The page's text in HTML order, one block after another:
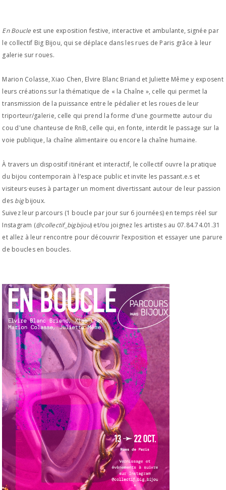
En Boucle est une exposition festive, interactive et ambulante, signée par
le collectif Big Bijou, qui se déplace dans les rues de Paris grâce à leur
galerie sur roues.
Marion Colasse, Xiao Chen, Elvire Blanc Briand et Juliette Même y exposent
leurs créations sur la thématique de « la Chaîne », celle qui permet la
transmission de la puissance entre le pédalier et les roues de leur
triporteur/galerie, celle qui prend la forme d'une gourmette autour du
cou d'une chanteuse de RnB, celle qui, en fonte, interdit le passage sur la
voie publique, la chaîne alimentaire ou encore la chaîne humaine.
À travers un dispositif itinérant et interactif, le collectif ouvre la pratique
du bijou contemporain à l’espace public et invite les passant.e.s et
visiteurs·euses à partager un moment divertissant autour de leur passion
des bigbijoux.
Suivez leur parcours (1 boucle par jour sur 6 journées) en temps réel sur
Instagram (@collectif_bigbijou) et/ou joignez les artistes au 07.84.74.01.31
et allez à leur rencontre pour découvrir l’exposition et essayer une parure
de boucles en boucles.